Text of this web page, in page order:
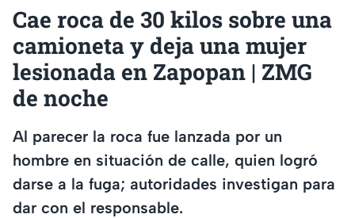
Cae roca de 30 kilos sobre una
camioneta y deja una mujer
lesionada en Zapopan | ZMG
de noche
Al parecer la roca fue lanzada por un
hombre en situación de calle, quien logró
darse a la fuga; autoridades investigan para
dar con el responsable.